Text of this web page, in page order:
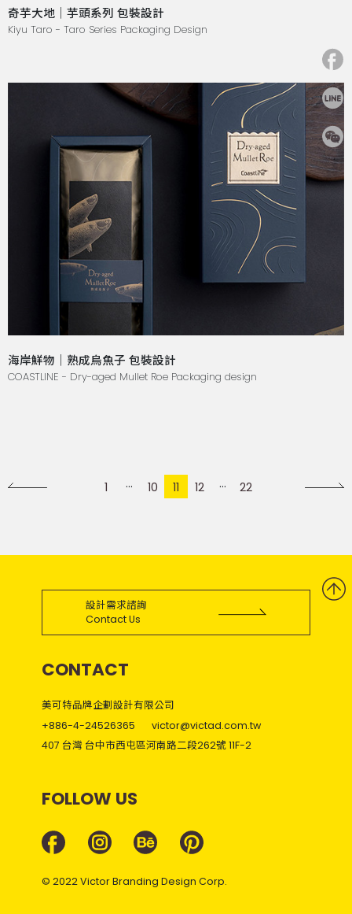
奇芋大地｜芋頭系列 包裝設計
Kiyu Taro - Taro Series Packaging Design
海岸鮮物｜熟成烏魚子 包裝設計
COASTLINE - Dry-aged Mullet Roe Packaging design
1 10 11 12 22
設計需求諮詢
Contact Us
CONTACT
美可特品牌企劃設計有限公司
+886-4-24526365
victor@victad.com.tw
407 台灣 台中市西屯區河南路二段262號 11F-2
FOLLOW US
© 2022 Victor Branding Design Corp.